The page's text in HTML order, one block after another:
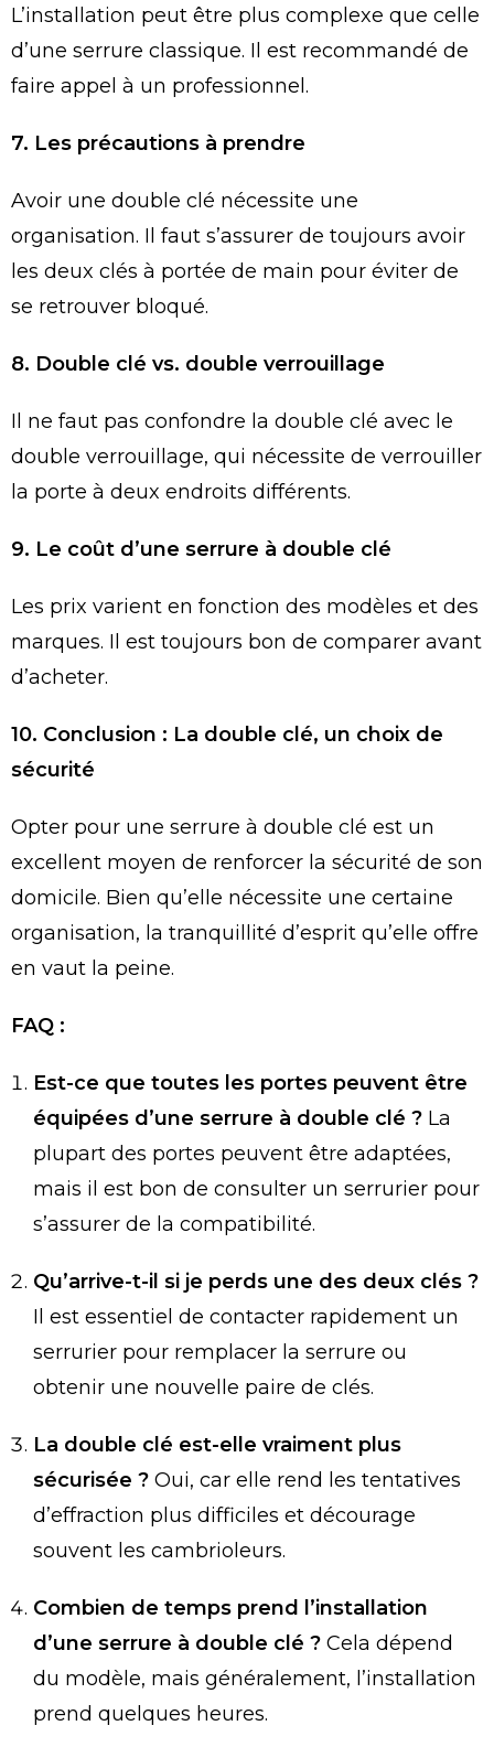
L’installation peut être plus complexe que celle
d’une serrure classique. Il est recommandé de
faire appel à un professionnel.
7. Les précautions à prendre
Avoir une double clé nécessite une
organisation. Il faut s’assurer de toujours avoir
les deux clés à portée de main pour éviter de
se retrouver bloqué.
8. Double clé vs. double verrouillage
Il ne faut pas confondre la double clé avec le
double verrouillage, qui nécessite de verrouiller
la porte à deux endroits différents.
9. Le coût d’une serrure à double clé
Les prix varient en fonction des modèles et des
marques. Il est toujours bon de comparer avant
d’acheter.
10. Conclusion : La double clé, un choix de
sécurité
Opter pour une serrure à double clé est un
excellent moyen de renforcer la sécurité de son
domicile. Bien qu’elle nécessite une certaine
organisation, la tranquillité d’esprit qu’elle offre
en vaut la peine.
FAQ :
Est-ce que toutes les portes peuvent être
équipées d’une serrure à double clé ? La
plupart des portes peuvent être adaptées,
mais il est bon de consulter un serrurier pour
s’assurer de la compatibilité.
Qu’arrive-t-il si je perds une des deux clés ?
Il est essentiel de contacter rapidement un
serrurier pour remplacer la serrure ou
obtenir une nouvelle paire de clés.
La double clé est-elle vraiment plus
sécurisée ? Oui, car elle rend les tentatives
d’effraction plus difficiles et décourage
souvent les cambrioleurs.
Combien de temps prend l’installation
d’une serrure à double clé ? Cela dépend
du modèle, mais généralement, l’installation
prend quelques heures.